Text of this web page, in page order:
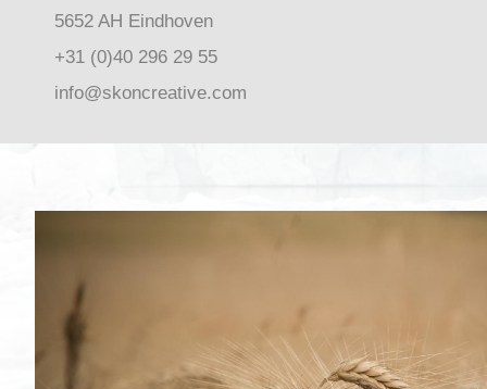
5652 AH Eindhoven
+31 (0)40 296 29 55
info@skoncreative.com